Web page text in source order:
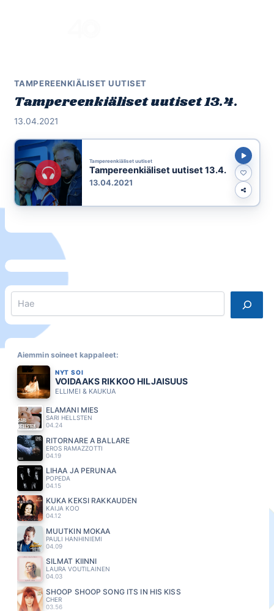
TAMPEREENKIÄLISET UUTISET
Tampereenkiäliset uutiset 13.4.
13.04.2021
Tampereenkiäliset uutiset
Tampereenkiäliset uutiset 13.4.
13.04.2021
Aiemmin soineet kappaleet:
NYT SOI
VOIDAAKS RIKKOO HILJAISUUS
ELLIMEI & KAUKUA
ELÄMÄNI MIES
SARI HELLSTEN
04.24
RITORNARE A BALLARE
EROS RAMAZZOTTI
04.19
LIHAA JA PERUNAA
POPEDA
04.15
KUKA KEKSI RAKKAUDEN
KAIJA KOO
04.12
MUUTKIN MOKAA
PAULI HANHINIEMI
04.09
SILMÄT KIINNI
LAURA VOUTILAINEN
04.03
SHOOP SHOOP SONG ITS IN HIS KISS
CHER
03.56